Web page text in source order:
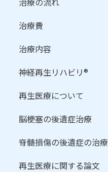
治療費
治療内容
神経再生リハビリ®
再生医療について
脳梗塞の後遺症治療
脊髄損傷の後遺症の治療
再生医療に関する論文